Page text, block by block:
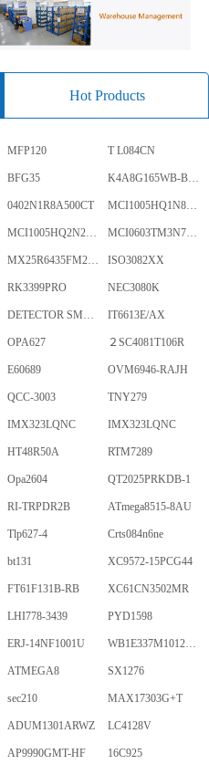
Hot Products
MFP120 T L084CN
BFG35 K4A8G165WB-BCWE
0402N1R8A500CT MCI1005HQ1N8SHBP
MCI1005HQ2N2BHBP MCI0603TM3N7BHBP
MX25R6435FM2IL0TR ISO3082XX
RK3399PRO NEC3080K
DETECTOR SMD,HT7024A-1,3%,SOT-89 IT6613E/AX
OPA627 ２SC4081T106R
E60689 OVM6946-RAJH
QCC-3003 TNY279
IMX323LQNC IMX323LQNC
HT48R50A RTM7289
Opa2604 QT2025PRKDB-1
RI-TRPDR2B ATmega8515-8AU
Tlp627-4 Crts084n6ne
bt131 XC9572-15PCG44
FT61F131B-RB XC61CN3502MR
LHI778-3439 PYD1598
ERJ-14NF1001U WB1E337M1012MPA
ATMEGA8 SX1276
sec210 MAX17303G+T
ADUM1301ARWZ LC4128V
AP9990GMT-HF 16C925